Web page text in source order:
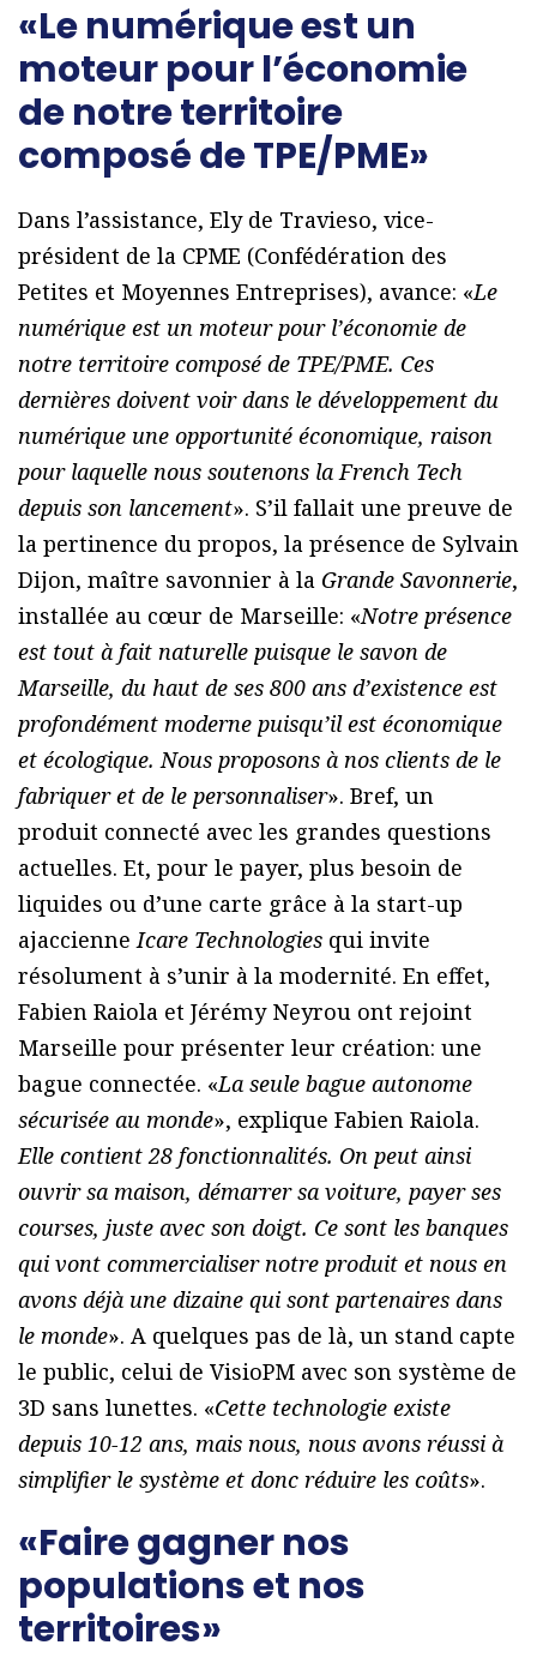
«Le numérique est un
moteur pour l’économie
de notre territoire
composé de TPE/PME»
Dans l’assistance, Ely de Travieso, vice-
président de la CPME (Confédération des
Petites et Moyennes Entreprises), avance: «Le
numérique est un moteur pour l’économie de
notre territoire composé de TPE/PME. Ces
dernières doivent voir dans le développement du
numérique une opportunité économique, raison
pour laquelle nous soutenons la French Tech
depuis son lancement». S’il fallait une preuve de
la pertinence du propos, la présence de Sylvain
Dijon, maître savonnier à la Grande Savonnerie,
installée au cœur de Marseille: «Notre présence
est tout à fait naturelle puisque le savon de
Marseille, du haut de ses 800 ans d’existence est
profondément moderne puisqu’il est économique
et écologique. Nous proposons à nos clients de le
fabriquer et de le personnaliser». Bref, un
produit connecté avec les grandes questions
actuelles. Et, pour le payer, plus besoin de
liquides ou d’une carte grâce à la start-up
ajaccienneIcare Technologies qui invite
résolument à s’unir à la modernité. En effet,
Fabien Raiola et Jérémy Neyrou ont rejoint
Marseille pour présenter leur création: une
bague connectée. «La seule bague autonome
sécurisée au monde», explique Fabien Raiola.
Elle contient 28 fonctionnalités. On peut ainsi
ouvrir sa maison, démarrer sa voiture, payer ses
courses, juste avec son doigt. Ce sont les banques
qui vont commercialiser notre produit et nous en
avons déjà une dizaine qui sont partenaires dans
le monde». A quelques pas de là, un stand capte
le public, celui de VisioPM avec son système de
3D sans lunettes. «Cette technologie existe
depuis 10-12 ans, mais nous, nous avons réussi à
simplifier le système et donc réduire les coûts».
«Faire gagner nos
populations et nos
territoires»